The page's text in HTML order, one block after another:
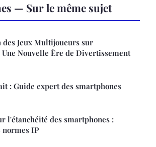
— Sur le même sujet
des Jeux Multijoueurs sur
Une Nouvelle Ère de Divertissement
: Guide expert des smartphones
l'étanchéité des smartphones :
IP